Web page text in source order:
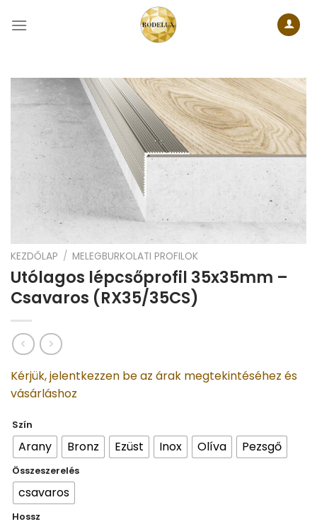
KEZDŐLAP / MELEGBURKOLATI PROFILOK
Utólagos lépcsőprofil 35x35mm –
Csavaros (RX35/35CS)
Kérjük, jelentkezzen be az árak megtekintéséhez és
vásárláshoz
Szín
Arany Bronz Ezüst Inox Olíva Pezsgő
Összeszerelés
csavaros
Hossz